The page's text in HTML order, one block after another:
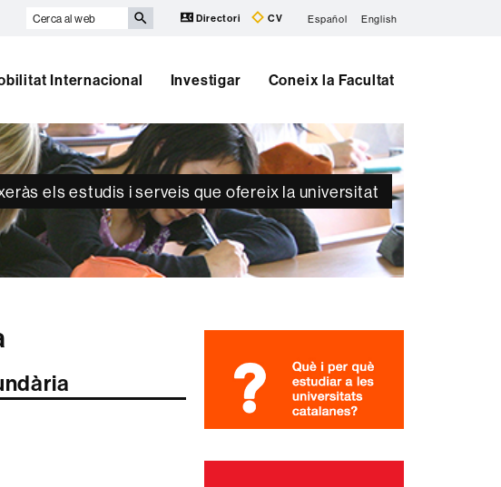
Cerca
Directori CV Español English
Internacional Investigar Coneix la Facultat
els estudis i serveis que ofereix la universitat
Informació
complementària